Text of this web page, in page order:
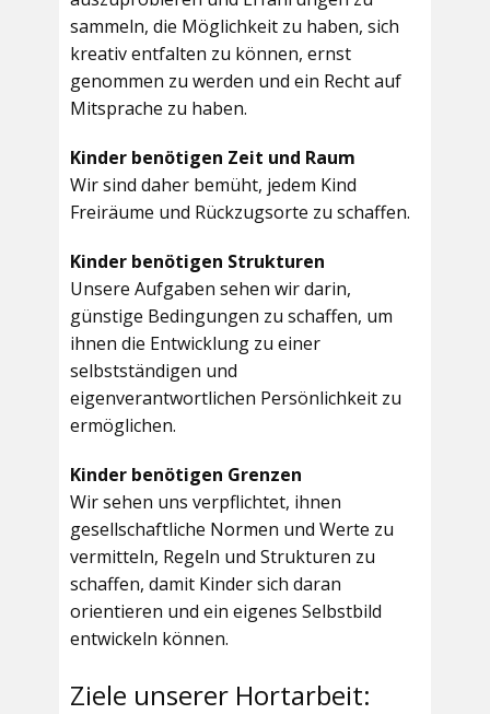
sammeln, die Möglichkeit zu haben, sich
kreativ entfalten zu können, ernst
genommen zu werden und ein Recht auf
Mitsprache zu haben.
Kinder benötigen Zeit und Raum
Wir sind daher bemüht, jedem Kind
Freiräume und Rückzugsorte zu schaffen.
Kinder benötigen Strukturen
Unsere Aufgaben sehen wir darin,
günstige Bedingungen zu schaffen, um
ihnen die Entwicklung zu einer
selbstständigen und
eigenverantwortlichen Persönlichkeit zu
ermöglichen.
Kinder benötigen Grenzen
Wir sehen uns verpflichtet, ihnen
gesellschaftliche Normen und Werte zu
vermitteln, Regeln und Strukturen zu
schaffen, damit Kinder sich daran
orientieren und ein eigenes Selbstbild
entwickeln können.
Ziele unserer Hortarbeit: